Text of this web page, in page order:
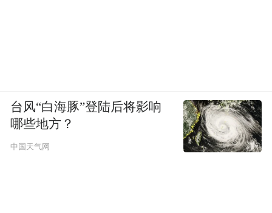
台风“白海豚”登陆后将影响
哪些地方？
中国天气网